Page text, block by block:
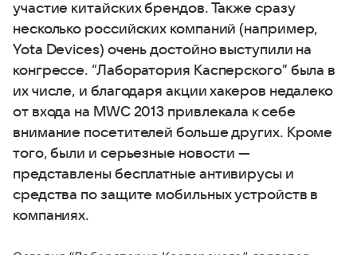
участие китайских брендов. Также сразу
несколько российских компаний (например,
Yota Devices) очень достойно выступили на
конгрессе. “Лаборатория Касперского” была в
их числе, и благодаря акции хакеров недалеко
от входа на MWC 2013 привлекала к себе
внимание посетителей больше других. Кроме
того, были и серьезные новости —
представлены бесплатные антивирусы и
средства по защите мобильных устройств в
компаниях.